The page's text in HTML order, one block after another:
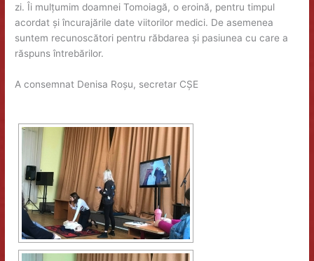
zi. Îi mulțumim doamnei Tomoiagă, o eroină, pentru timpul
acordat și încurajările date viitorilor medici. De asemenea
suntem recunoscători pentru răbdarea și pasiunea cu care a
răspuns întrebărilor.
A consemnat Denisa Roșu, secretar CȘE